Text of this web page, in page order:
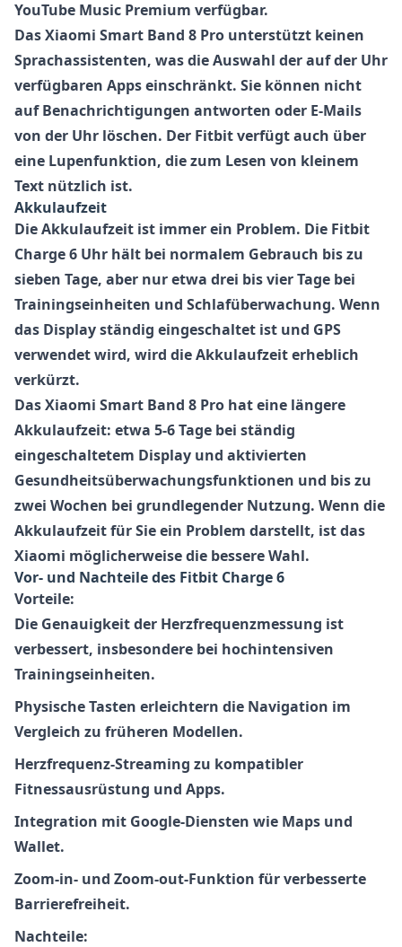
YouTube Music Premium verfügbar.
DasXiaomi Smart Band 8 Pro unterstützt keinen
Sprachassistenten, was die Auswahl der auf der Uhr
verfügbaren Apps einschränkt. Sie können nicht
auf Benachrichtigungen antworten oder E-Mails
von der Uhr löschen. Der Fitbitverfügt auch über
eine Lupenfunktion, die zum Lesen von kleinem
Text nützlich ist.
Akkulaufzeit
Die Akkulaufzeit ist immer ein Problem. Die Fitbit
Charge 6 Uhr hält bei normalem Gebrauch bis zu
sieben Tage, aber nur etwa drei bis vier Tage bei
Trainingseinheiten und Schlafüberwachung. Wenn
das Display ständig eingeschaltet ist und GPS
verwendet wird, wird die Akkulaufzeit erheblich
verkürzt.
DasXiaomi Smart Band 8 Pro hat eine längere
Akkulaufzeit: etwa 5-6 Tage bei ständig
eingeschaltetem Display und aktivierten
Gesundheitsüberwachungsfunktionen und bis zu
zwei Wochen bei grundlegender Nutzung. Wenn die
Akkulaufzeit für Sie ein Problem darstellt, ist das
Xiaomi möglicherweise die bessere Wahl.
Vor- und Nachteile des Fitbit Charge 6
Vorteile:
Die Genauigkeit der Herzfrequenzmessung ist
verbessert, insbesondere bei hochintensiven
Trainingseinheiten.
Physische Tasten erleichtern die Navigation im
Vergleich zu früheren Modellen.
Herzfrequenz-Streaming zu kompatibler
Fitnessausrüstung und Apps.
Integration mit Google-Diensten wie Maps und
Wallet.
Zoom-in- und Zoom-out-Funktion für verbesserte
Barrierefreiheit.
Nachteile: